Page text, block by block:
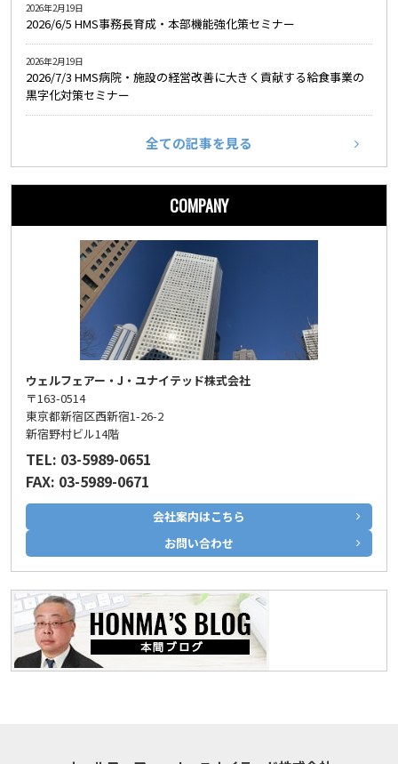
2026/6/5 HMS事務長育成・本部機能強化策セミナー
2026年2月19日
2026/7/3 HMS病院・施設の経営改善に大きく貢献する給食事業の
黒字化対策セミナー
2026年2月19日
全ての記事を見る
COMPANY
ウェルフェアー・J・ユナイテッド株式会社
〒163-0514
東京都新宿区西新宿1-26-2
新宿野村ビル14階
TEL: 03-5989-0651
FAX: 03-5989-0671
会社案内はこちら
お問い合わせ